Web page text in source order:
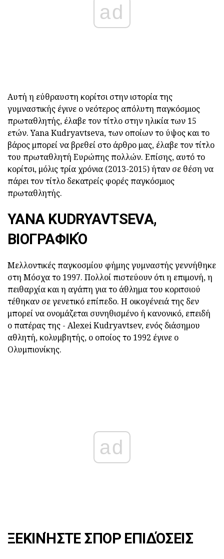
ad
Αυτή η εύθραυστη κορίτσι στην ιστορία της
γυμναστικής έγινε ο νεότερος απόλυτη παγκόσμιος
πρωταθλητής, έλαβε τον τίτλο στην ηλικία των 15
ετών. Yana Kudryavtseva, των οποίων το ύψος και το
βάρος μπορεί να βρεθεί στο άρθρο μας, έλαβε τον τίτλο
του πρωταθλητή Ευρώπης πολλών. Επίσης, αυτό το
κορίτσι, μόλις τρία χρόνια (2013-2015) ήταν σε θέση να
πάρει τον τίτλο δεκατρείς φορές παγκόσμιος
πρωταθλητής.
YANA KUDRYAVTSEVA,
ΒΙΟΓΡΑΦΙΚΌ
Μελλοντικές παγκοσμίου φήμης γυμναστής γεννήθηκε
στη Μόσχα το 1997. Πολλοί πιστεύουν ότι η επιμονή, η
πειθαρχία και η αγάπη για το άθλημα του κοριτσιού
τέθηκαν σε γενετικό επίπεδο. Η οικογένειά της δεν
μπορεί να ονομάζεται συνηθισμένο ή κανονικό, επειδή
ο πατέρας της - Alexei Kudryavtsev, ενός διάσημου
αθλητή, κολυμβητής, ο οποίος το 1992 έγινε ο
Ολυμπιονίκης.
ad
ΞΕΚΙΝΉΣΤΕ ΣΠΟΡ ΕΠΙΔΌΣΕΙΣ